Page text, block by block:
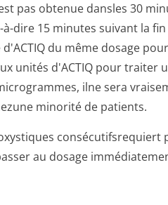
pas obtenue dansles 30
à-dire 15 minutes suivant la
du même dosage
unités d'ACTIQ pour traiter
ilne sera
minorité de patients.
consécutifsrequiert
au dosage